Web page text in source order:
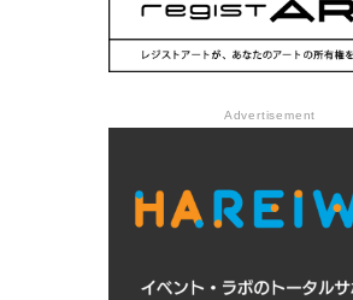
Advertisement